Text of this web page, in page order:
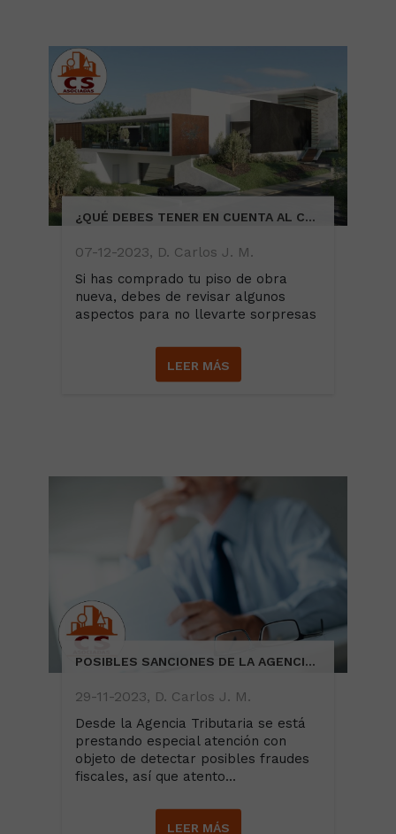
¿QUÉ DEBES TENER EN CUENTA AL COMPRAR UNA VIVIENDA DE OBRA NUEVA?
07-12-2023, D. Carlos J. M.
Si has comprado tu piso de obra
nueva, debes de revisar algunos
aspectos para no llevarte sorpresas
LEER MÁS
POSIBLES SANCIONES DE LA AGENCIA TRIBUTARIA POR PAGOS/INGRESOS EN EFECTIVO QUE PUEDAN SER SOSPECHOSOS PARA LA AEAT
29-11-2023, D. Carlos J. M.
Desde la Agencia Tributaria se está
prestando especial atención con
objeto de detectar posibles fraudes
fiscales, así que atento...
LEER MÁS